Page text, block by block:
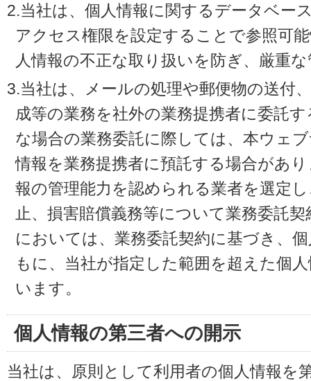
2.当社は、個人情報に関するデータベー
アクセス権限を設定することで参照可
人情報の不正な取り扱いを防ぎ、厳重
3.当社は、メールの処理や郵便物の送付
成等の業務を社外の業務提携者に委託
な場合の業務委託に際しては、本ウェ
情報を業務提携者に預託する場合があ
報の管理能力を認められる業者を選定
止、損害賠償義務等について業務委託
においては、業務委託契約に基づき、
もに、当社が指定した範囲を超えた個
います。
個人情報の第三者への開示
当社は、原則として利用者の個人情報を